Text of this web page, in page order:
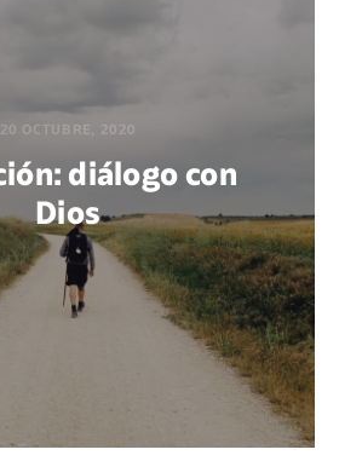
20 OCTUBRE, 2020
diálogo con
Dios
GABRIEL M. ACUÑA